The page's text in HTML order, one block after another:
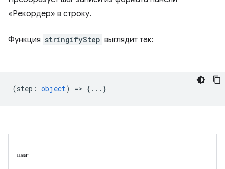
«Рекордер» в строку.
Функция stringifyStep выглядит так:
(step : object) => {...}
шаг